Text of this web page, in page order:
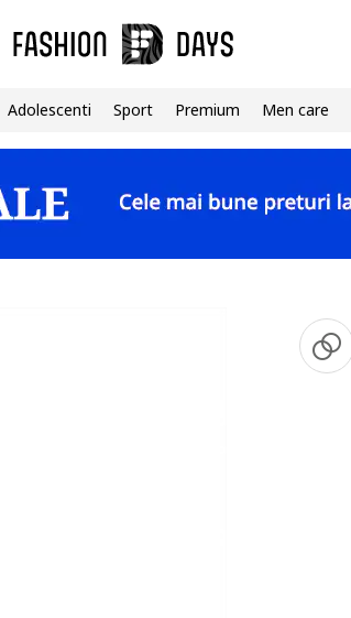
Adolescenti Sport Premium Men care